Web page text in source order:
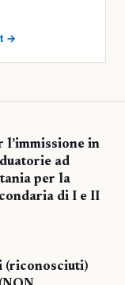
→
in
ad
per la
di I e II
(riconosciuti)